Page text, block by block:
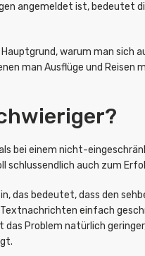
angemeldet ist, bedeutet
warum man sich
man Ausflüge und Reisen
einem nicht-
schlussendlich auch zum
bedeutet, dass den
einfach
Problem natürlich